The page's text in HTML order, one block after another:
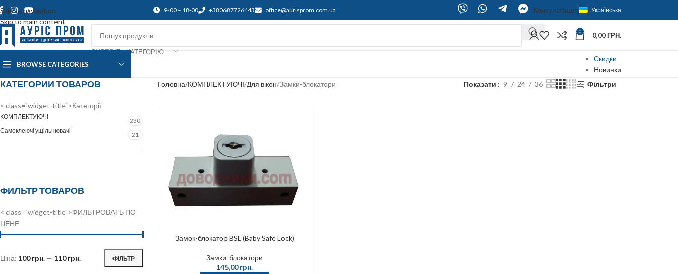
Skip to navigation
Skip to main content
9-00 – 18-00 +380687726443 office@aurisprom.com.ua Консультация Українська
ВИБЕРІТЬ КАТЕГОРІЮ
0 0,00ГРН.
BROWSE CATEGORIES
Скидки
Новинки
КАТЕГОРИИ ТОВАРОВ
< class="widget-title">Категорії
КОМПЛЕКТУЮЧІ
230
Самоклеючі ущільнювачі
21
ФИЛЬТР ТОВАРОВ
< class="widget-title">ФИЛЬТРОВАТЬ ПО
ЦЕНЕ
ФІЛЬТР
Ціна: 100 грн. — 110 грн.
Головна КОМПЛЕКТУЮЧІ Для вікон Замки-блокатори Показати 9 24 36 Фільтри
Замок-блокатор BSL (Baby Safe Lock)
Замки-блокатори
145,00грн.